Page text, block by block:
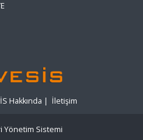
Hakkında | İletişim
Yönetim Sistemi